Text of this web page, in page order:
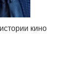
кино